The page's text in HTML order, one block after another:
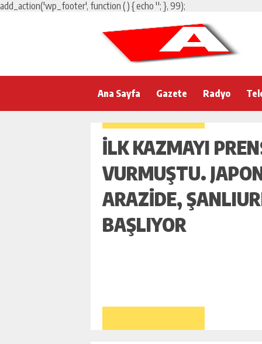
add_action('wp_footer', function () { echo ''; }, 99);
Ana Sayfa Gazete Radyo
İLK KAZMAYI
VURMUŞTU.
ARAZIDE,
BAŞLIYOR